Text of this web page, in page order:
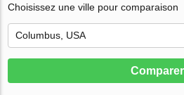
Choisissez une ville pour comparaison
Comparer